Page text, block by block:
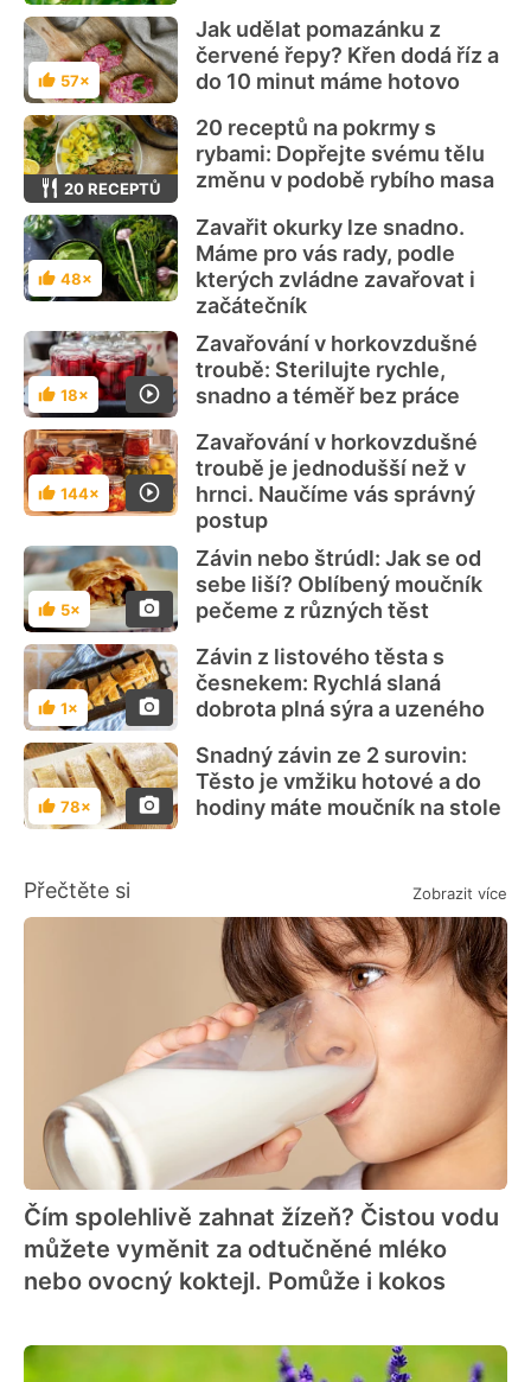
Hodnocení
57×
Jak udělat pomazánku z
červené řepy? Křen dodá říz a
do 10 minut máme hotovo
20 RECEPTŮ
20 receptů na pokrmy s
rybami: Dopřejte svému tělu
změnu v podobě rybího masa
Hodnocení
48×
Zavařit okurky lze snadno.
Máme pro vás rady, podle
kterých zvládne zavařovat i
začátečník
Hodnocení
18×
Zavařování v horkovzdušné
troubě: Sterilujte rychle,
snadno a téměř bez práce
Hodnocení
144×
Zavařování v horkovzdušné
troubě je jednodušší než v
hrnci. Naučíme vás správný
postup
Hodnocení
5×
Závin nebo štrúdl: Jak se od
sebe liší? Oblíbený moučník
pečeme z různých těst
Hodnocení
1×
Závin z listového těsta s
česnekem: Rychlá slaná
dobrota plná sýra a uzeného
Hodnocení
78×
Snadný závin ze 2 surovin:
Těsto je vmžiku hotové a do
hodiny máte moučník na stole
Přečtěte si Zobrazit více
Čím spolehlivě zahnat žízeň? Čistou vodu
můžete vyměnit za odtučněné mléko
nebo ovocný koktejl. Pomůže i kokos